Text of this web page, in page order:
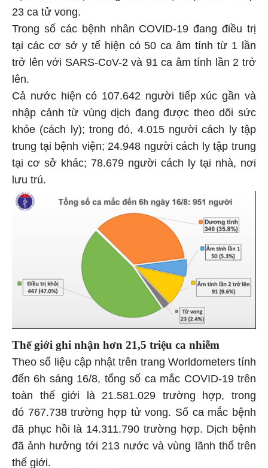
23 ca tử vong.
Trong số các bệnh nhân COVID-19 đang điều trị
tại các cơ sở y tế hiện có 50 ca âm tính từ 1 lần
trở lên với SARS-CoV-2 và 91 ca âm tính lần 2 trở
lên.
Cả nước hiện có 107.642 người tiếp xúc gần và
nhập cảnh từ vùng dịch đang được theo dõi sức
khỏe (cách ly); trong đó, 4.015 người cách ly tập
trung tại bệnh viện; 24.948 người cách ly tập trung
tại cơ sở khác; 78.679 người cách ly tại nhà, nơi
lưu trú.
Thế giới ghi nhận hơn 21,5 triệu ca nhiễm
Theo số liệu cập nhật trên trang Worldometers tính
đến 6h sáng 16/8, tổng số ca mắc COVID-19 trên
toàn thế giới là 21.581.029 trường hợp, trong
đó 767.738 trường hợp tử vong. Số ca mắc bệnh
đã phục hồi là 14.311.790 trường hợp. Dịch bệnh
đã ảnh hưởng tới 213 nước và vùng lãnh thổ trên
thế giới.